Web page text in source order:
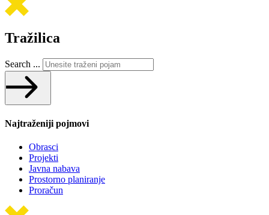
Tražilica
Search ...
Najtraženiji pojmovi
Obrasci
Projekti
Javna nabava
Prostorno planiranje
Proračun